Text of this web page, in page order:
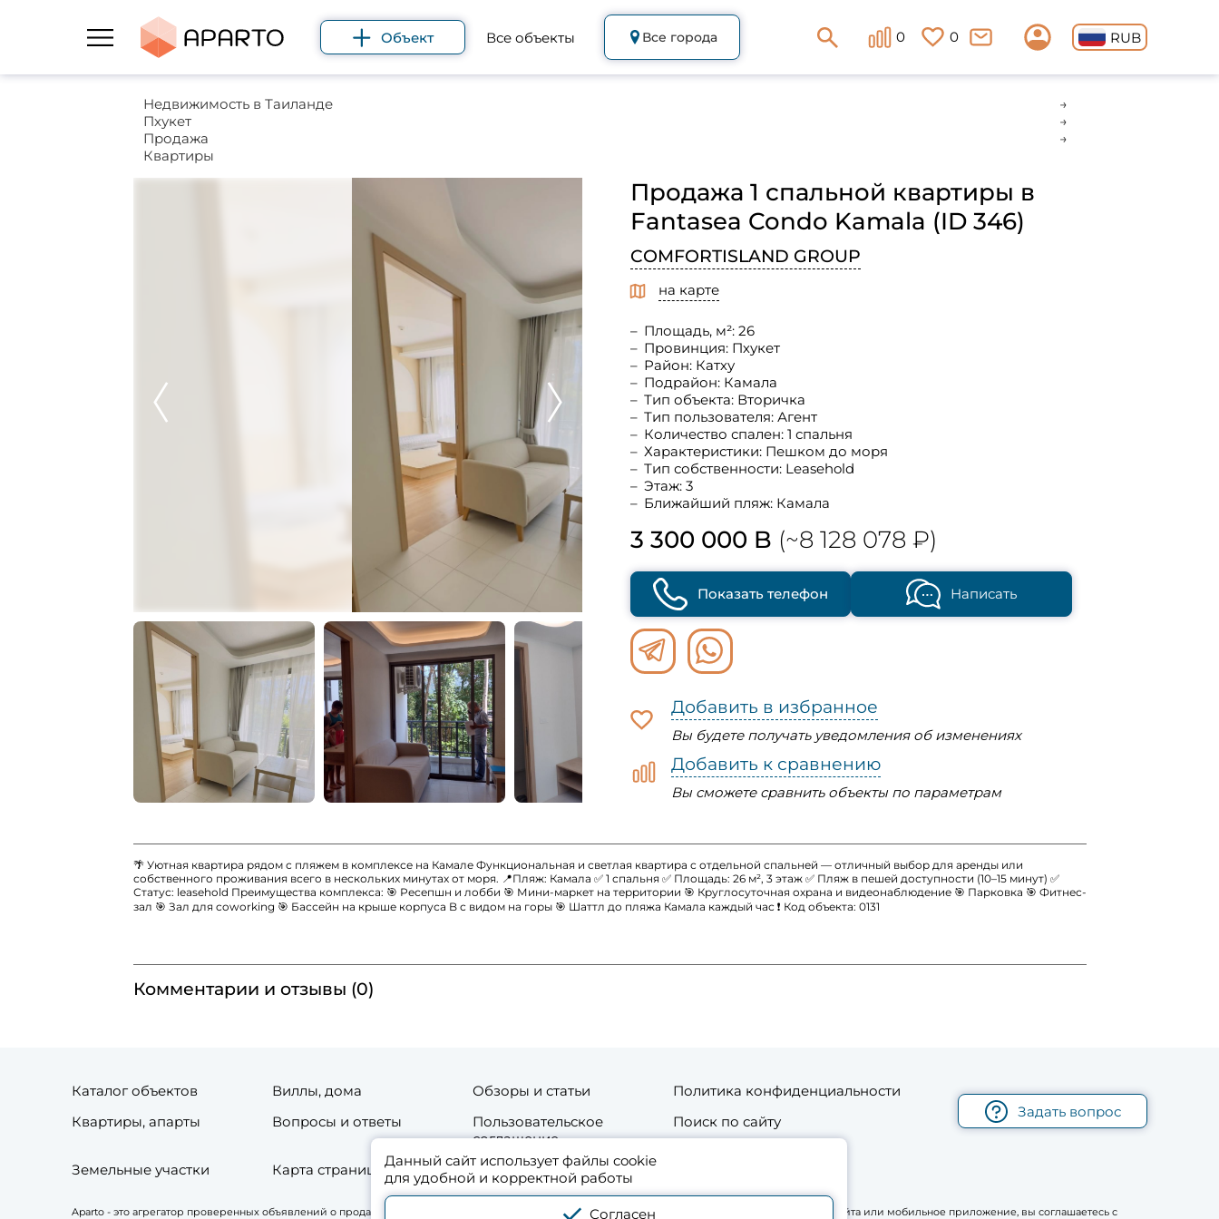
Объект Все объекты Все города 0 0 RUB
Недвижимость в Таиланде
Пхукет
Продажа
Квартиры
Продажа 1 спальной квартиры в
Fantasea Condo Kamala (ID 346)
COMFORTISLAND GROUP
на карте
Площадь, м²: 26
Провинция: Пхукет
Район: Катху
Подрайон: Камала
Тип объекта: Вторичка
Тип пользователя: Агент
Количество спален: 1 спальня
Характеристики: Пешком до моря
Тип собственности: Leasehold
Этаж: 3
Ближайший пляж: Камала
3 300 000 B (~8 128 078 ₽)
Показать телефон Написать
Добавить в избранное
Вы будете получать уведомления об изменениях
Добавить к сравнению
Вы сможете сравнить объекты по параметрам
🌴 Уютная квартира рядом с пляжем в комплексе на Камале Функциональная и светлая квартира с отдельной спальней — отличный выбор для аренды или
собственного проживания всего в нескольких минутах от моря. 📍Пляж: Камала ✅ 1 спальня ✅ Площадь: 26 м², 3 этаж ✅ Пляж в пешей доступности (10–15 минут) ✅
Статус: leasehold Преимущества комплекса: 🎯 Ресепшн и лобби 🎯 Мини-маркет на территории 🎯 Круглосуточная охрана и видеонаблюдение 🎯 Парковка 🎯 Фитнес-
зал 🎯 Зал для coworking 🎯 Бассейн на крыше корпуса B с видом на горы 🎯 Шаттл до пляжа Камала каждый час ❗ Код объекта: 0131
Комментарии и отзывы (0)
Данный сайт использует файлы cookie
для удобной и корректной работы
Согласен
Каталог объектов Виллы, дома Обзоры и статьи
Политика конфиденциальности
Квартиры, апарты
Вопросы и ответы
Пользовательское
соглашение
Поиск по сайту
Земельные участки Карта страниц сайта Контакты
Задать вопрос
Aparto - это агрегатор проверенных объявлений о продаже и аренде жилой и коммерческой недвижимости в Таиланде. Используя платформу сайта или мобильное приложение, вы соглашаетесь с